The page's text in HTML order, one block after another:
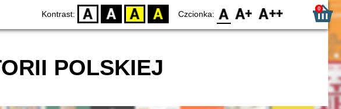
Kontrast: D BW YB BY Czcionka: F0 F1 F2 0
POLSKIEJ